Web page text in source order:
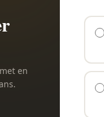
en